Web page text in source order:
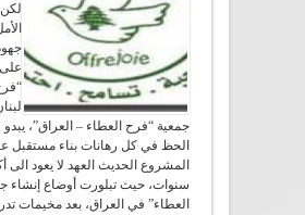
جمعية “فرح العطاء – العراق”، يبدو
الحظ في كل رهانات بناء مستقبل
المشروع الحديث العهد لا يعود الى
سنوات، حيث تبلورت أوضاع إنشاء
العطاء” في العراق، بعد مخيمات